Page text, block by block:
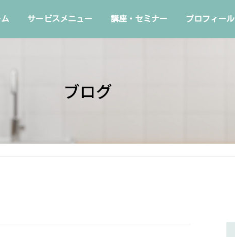
サービスメニュー 講座・セミナー プロフィール
ブログ